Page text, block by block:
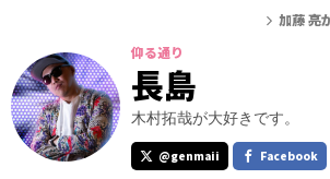
加藤 亮
仰る通り
長島
木村拓哉が大好きです。
@genmaii Facebook